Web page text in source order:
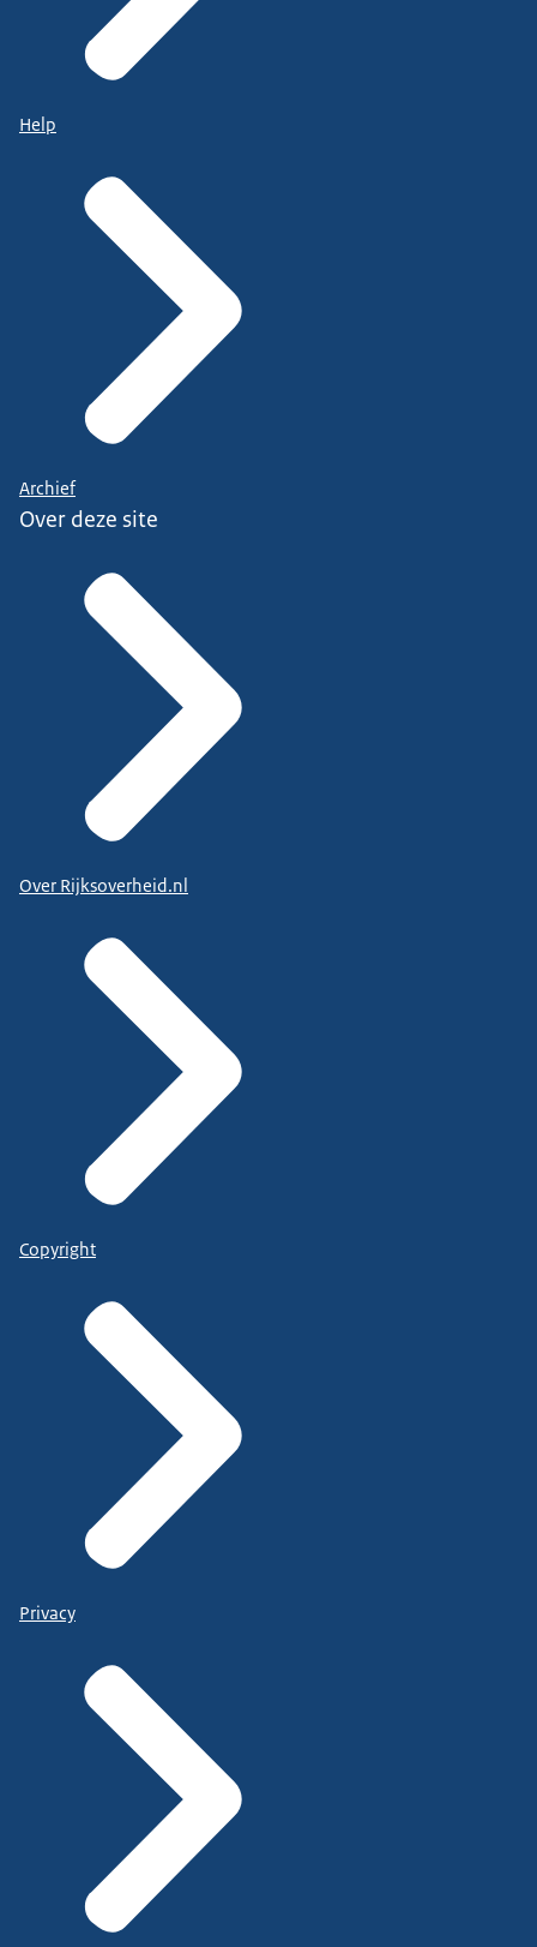
Help
Archief
Over deze site
Over Rijksoverheid.nl
Copyright
Privacy